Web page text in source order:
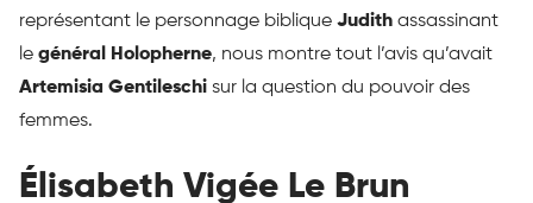
représentant le personnage biblique Judith assassinant
le général Holopherne, nous montre tout l’avis qu’avait
Artemisia Gentileschi sur la question du pouvoir des
femmes.
Élisabeth Vigée Le Brun